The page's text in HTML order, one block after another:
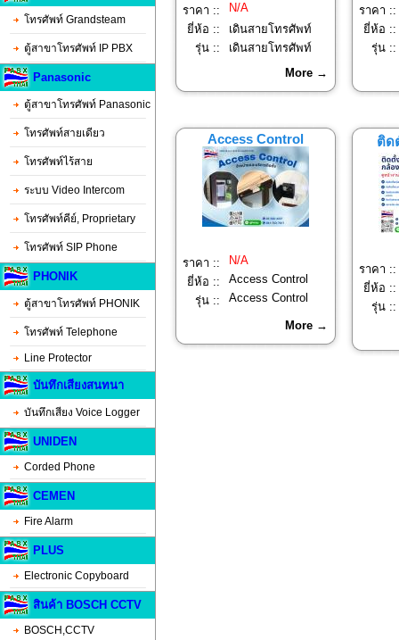
โทรศัพท์ Grandsteam
ตู้สาขาโทรศัพท์ IP PBX
Panasonic
ตู้สาขาโทรศัพท์ Panasonic
โทรศัพท์สายเดียว
โทรศัพท์ไร้สาย
ระบบ Video Intercom
โทรศัพท์คีย์, Proprietary
โทรศัพท์ SIP Phone
PHONIK
ตู้สาขาโทรศัพท์ PHONIK
โทรศัพท์ Telephone
Line Protector
บันทึกเสียงสนทนา
บันทึกเสียง Voice Logger
UNIDEN
Corded Phone
CEMEN
Fire Alarm
PLUS
Electronic Copyboard
สินค้า BOSCH CCTV
BOSCH,CCTV
ราคา ::
N/A
ยี่ห้อ ::
เดินสายโทรศัพท์
รุ่น ::
เดินสายโทรศัพท์
More →
ราคา ::
ยี่ห้อ ::
รุ่น ::
Access Control
ราคา ::
N/A
ยี่ห้อ ::
Access Control
รุ่น ::
Access Control
More →
ติด
ราคา ::
ยี่ห้อ ::
รุ่น ::